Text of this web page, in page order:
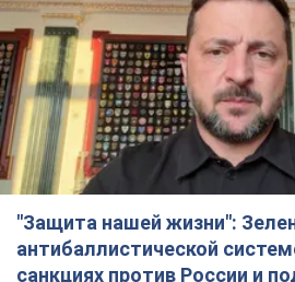
"Защита нашей жизни":
антибаллистической
санкциях против России и